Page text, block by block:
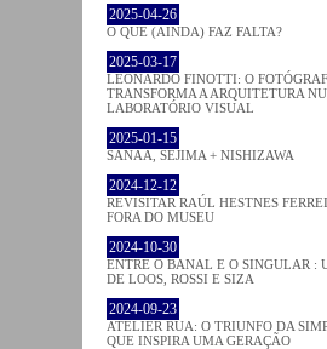
2025-04-26
O QUE (AINDA) FAZ FALTA?
2025-03-17
LEONARDO FINOTTI: O
TRANSFORMA A ARQUITETURA
LABORATÓRIO VISUAL
2025-01-15
SANAA, SEJIMA + NISHIZAWA
2024-12-12
REVISITAR RAÚL HESTNES
FORA DO MUSEU
2024-10-30
ENTRE O BANAL E O SINGULAR :
DE LOOS, ROSSI E SIZA
2024-09-23
ATELIER RUA: O TRIUNFO DA
QUE INSPIRA UMA GERAÇÃO